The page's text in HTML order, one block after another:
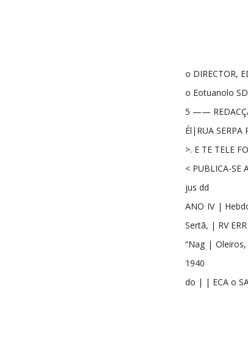
o DIRECTOR,
o Eotuanolo
5 ——
Él|RUA SERPA
>. E TE TELE
< PUBLICA-SE
jus dd
ANO IV |
Sertã, | RV
“Nag |
1940
do | | ECA o